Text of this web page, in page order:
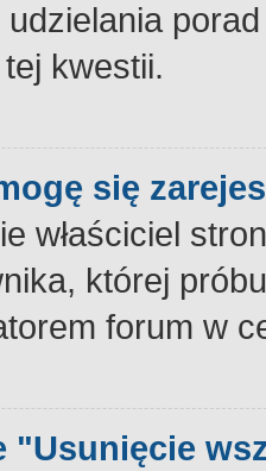
kwestii.
się
właściciel
której
forum w
"Usunięcie